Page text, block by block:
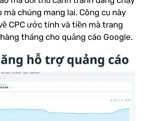
chúng mang lại. Công cụ này
CPC ước tính và tiền mà trang
tháng cho quảng cáo Google.